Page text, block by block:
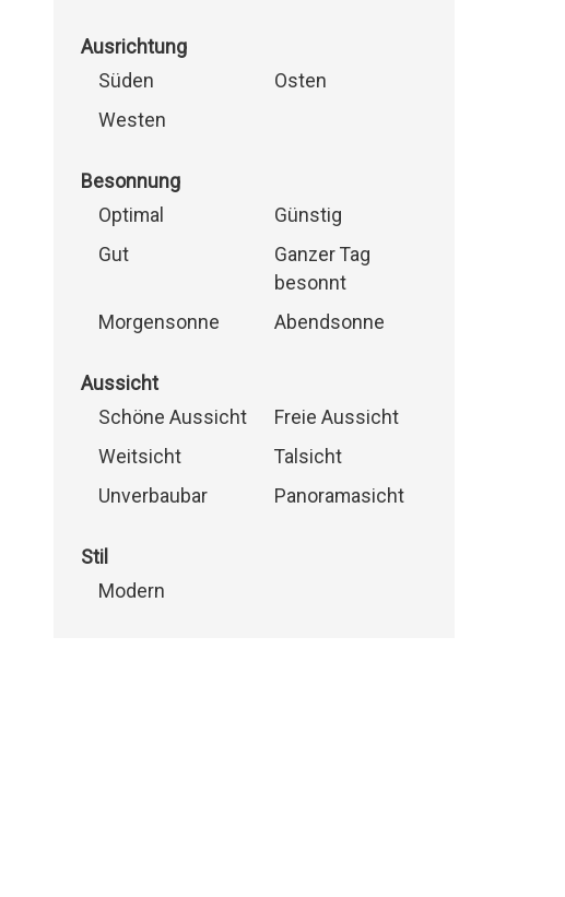
Ausrichtung
Süden
Osten
Westen
Besonnung
Optimal
Günstig
Gut
Ganzer Tag
besonnt
Morgensonne
Abendsonne
Aussicht
Schöne Aussicht
Freie Aussicht
Weitsicht
Talsicht
Unverbaubar
Panoramasicht
Stil
Modern